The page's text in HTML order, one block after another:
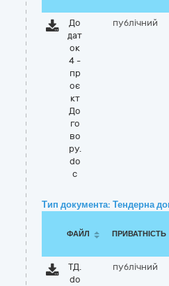
До
дат
ок
4 -
пр
оє
кт
До
го
во
ру.
do
c
публічний
Тип документа: Тендерна
ФАЙЛ ПРИВАТНІСТЬ
ТД.
do
публічний